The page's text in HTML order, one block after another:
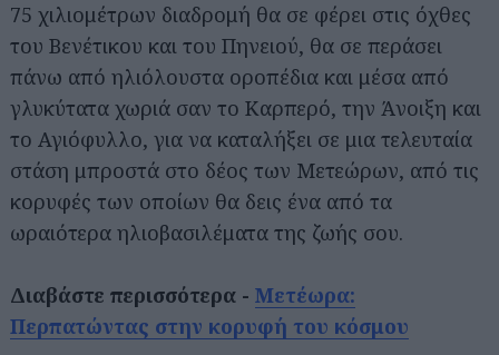
75 χιλιομέτρων διαδρομή θα σε φέρει στις όχθες
του Βενέτικου και του Πηνειού, θα σε περάσει
πάνω από ηλιόλουστα οροπέδια και μέσα από
γλυκύτατα χωριά σαν το Καρπερό, την Άνοιξη και
το Αγιόφυλλο, για να καταλήξει σε μια τελευταία
στάση μπροστά στο δέος των Μετεώρων, από τις
κορυφές των οποίων θα δεις ένα από τα
ωραιότερα ηλιοβασιλέματα της ζωής σου.
Διαβάστε περισσότερα - Μετέωρα:
Περπατώντας στην κορυφή του κόσμου